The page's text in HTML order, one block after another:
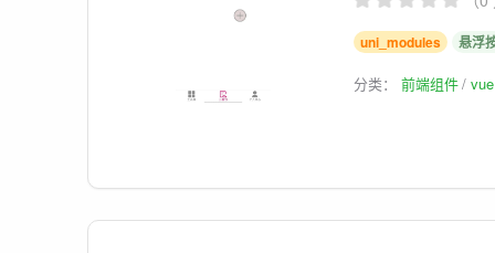
uni_modules 悬浮
分类：前端组件